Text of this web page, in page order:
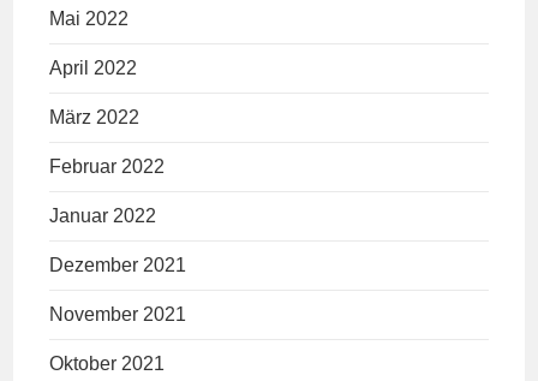
Mai 2022
April 2022
März 2022
Februar 2022
Januar 2022
Dezember 2021
November 2021
Oktober 2021